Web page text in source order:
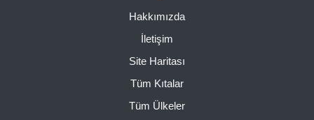
Hakkımızda
İletişim
Site Haritası
Tüm Kıtalar
Tüm Ülkeler